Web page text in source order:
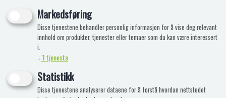
Markedsføring
Disse tjenestene behandler personlig informasjon for å vise deg relevant
innhold om produkter, tjenester eller temaer som du kan være interessert
i.
↓ 1tjeneste
Statistikk
Disse tjenestene analyserer dataene for å forstå hvordan nettstedet